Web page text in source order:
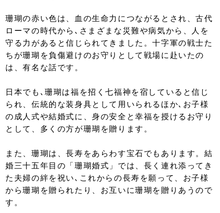
珊瑚の赤い色は、血の生命力につながるとされ、古代
ローマの時代から､さまざまな災難や病気から、人を
守る力があると信じられてきました。十字軍の戦士た
ちが珊瑚を負傷避けのお守りとして戦場に赴いたの
は、有名な話です。
日本でも､珊瑚は福を招く七福神を宿していると信じ
られ、伝統的な装身具として用いられるほか､お子様
の成人式や結婚式に、身の安全と幸福を授けるお守り
として、多くの方が珊瑚を贈ります。
また、珊瑚は、長寿をあらわす宝石でもあります。結
婚三十五年目の「珊瑚婚式」では、長く連れ添ってき
た夫婦の絆を祝い､これからの長寿を願って、お子様
から珊瑚を贈られたり、お互いに珊瑚を贈りあうので
す。